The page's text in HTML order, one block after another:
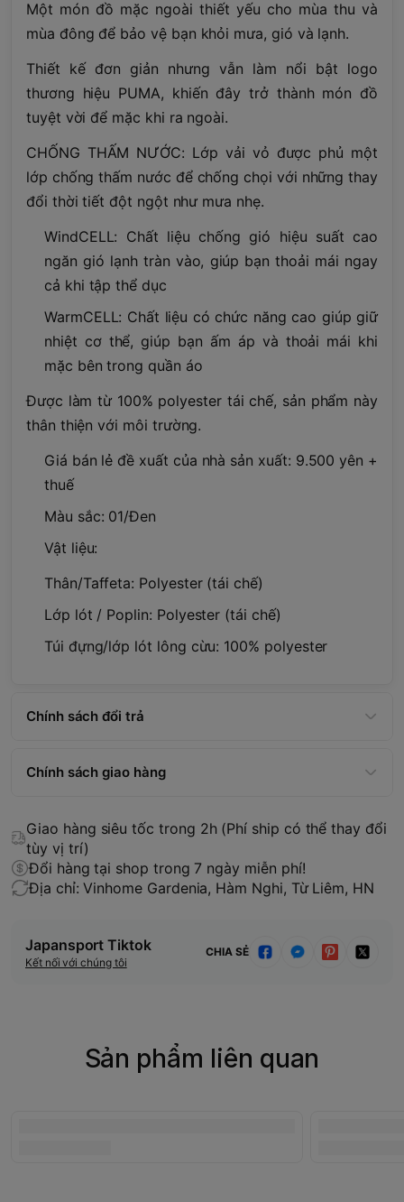
Một món đồ mặc ngoài thiết yếu cho mùa thu và
mùa đông để bảo vệ bạn khỏi mưa, gió và lạnh.
Thiết kế đơn giản nhưng vẫn làm nổi bật logo
thương hiệu PUMA, khiến đây trở thành món đồ
tuyệt vời để mặc khi ra ngoài.
CHỐNG THẤM NƯỚC: Lớp vải vỏ được phủ một
lớp chống thấm nước để chống chọi với những thay
đổi thời tiết đột ngột như mưa nhẹ.
WindCELL: Chất liệu chống gió hiệu suất cao
ngăn gió lạnh tràn vào, giúp bạn thoải mái ngay
cả khi tập thể dục
WarmCELL: Chất liệu có chức năng cao giúp giữ
nhiệt cơ thể, giúp bạn ấm áp và thoải mái khi
mặc bên trong quần áo
Được làm từ 100% polyester tái chế, sản phẩm này
thân thiện với môi trường.
Giá bán lẻ đề xuất của nhà sản xuất: 9.500 yên +
thuế
Màu sắc: 01/Đen
Vật liệu:
Thân/Taffeta: Polyester (tái chế)
Lớp lót / Poplin: Polyester (tái chế)
Túi đựng/lớp lót lông cừu: 100% polyester
Chính sách đổi trả
Chính sách giao hàng
Giao hàng siêu tốc trong 2h (Phí ship có thể thay đổi
tùy vị trí)
Đổi hàng tại shop trong 7 ngày miễn phí!
Địa chỉ: Vinhome Gardenia, Hàm Nghi, Từ Liêm, HN
Japansport Tiktok
Kết nối với chúng tôi
CHIA SẺ
Sản phẩm liên quan